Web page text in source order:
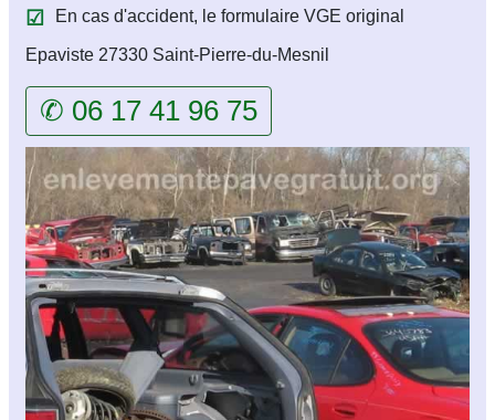
En cas d'accident, le formulaire VGE original
Epaviste 27330 Saint-Pierre-du-Mesnil
✆ 06 17 41 96 75